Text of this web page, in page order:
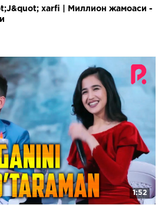
xarfi | Миллион жамоаси -
1:52